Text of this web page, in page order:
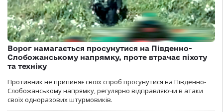
Ворог намагається просунутися на Південно-
Слобожанському напрямку, проте втрачає піхоту
та техніку
Противник не припиняє своїх спроб просунутися на Південно-
Слобожанському напрямку, регулярно відправляючи в атаки
своїх одноразових штурмовиків.